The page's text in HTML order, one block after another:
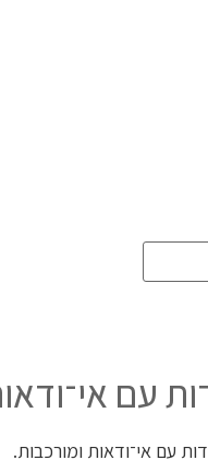
עם
עם אי־ודאות ומורכבות.